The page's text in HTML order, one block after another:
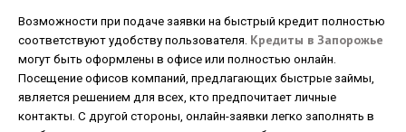
Возможности при подаче заявки на быстрый кредит полностью
соответствуют удобству пользователя. Кредиты в Запорожье
могут быть оформлены в офисе или полностью онлайн.
Посещение офисов компаний, предлагающих быстрые займы,
является решением для всех, кто предпочитает личные
контакты. С другой стороны, онлайн-заявки легко заполнять в